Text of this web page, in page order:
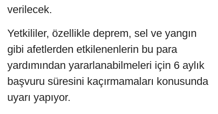
verilecek.
Yetkililer, özellikle deprem, sel ve yangın
gibi afetlerden etkilenenlerin bu para
yardımından yararlanabilmeleri için 6 aylık
başvuru süresini kaçırmamaları konusunda
uyarı yapıyor.